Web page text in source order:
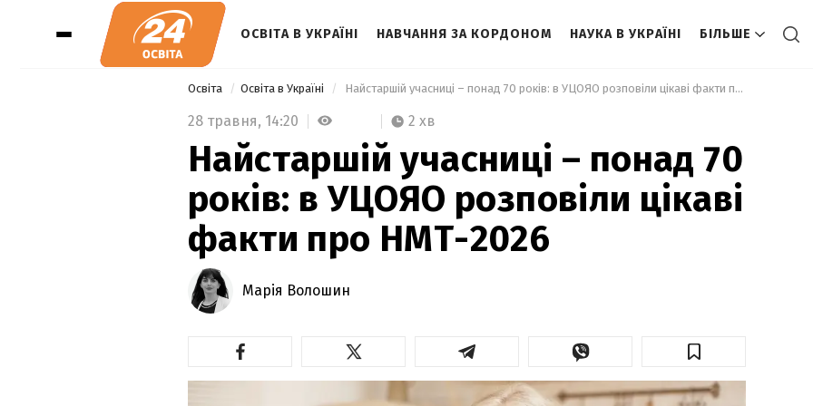
ОСВІТА В УКРАЇНІ НАВЧАННЯ ЗА КОРДОНОМ НАУКА В УКРАЇНІ БІЛЬШЕ
Освіта Освіта в Україні Найстаршій учасниці – понад 70 років: в УЦОЯО розповіли цікаві факти про НМТ-2026
28 травня, 14:20 2 хв
Найстаршій учасниці – понад 70
років: в УЦОЯО розповіли цікаві
факти про НМТ-2026
Марія Волошин